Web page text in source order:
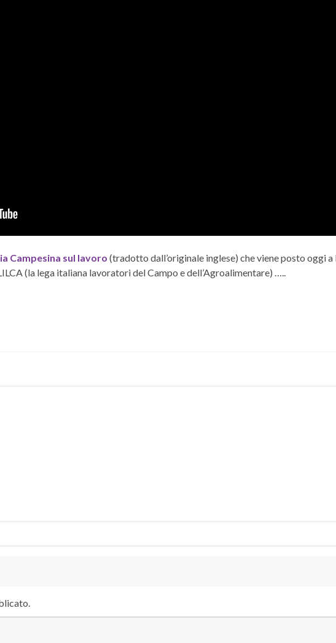
Campesina sul lavoro (tradotto dall’originale inglese) che viene posto oggi a
(la lega italiana lavoratori del Campo e dell’Agroalimentare) …..